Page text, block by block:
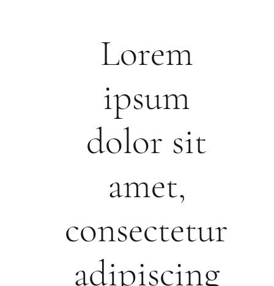
Lorem
ipsum
dolor sit
amet,
consectetur
adipiscing